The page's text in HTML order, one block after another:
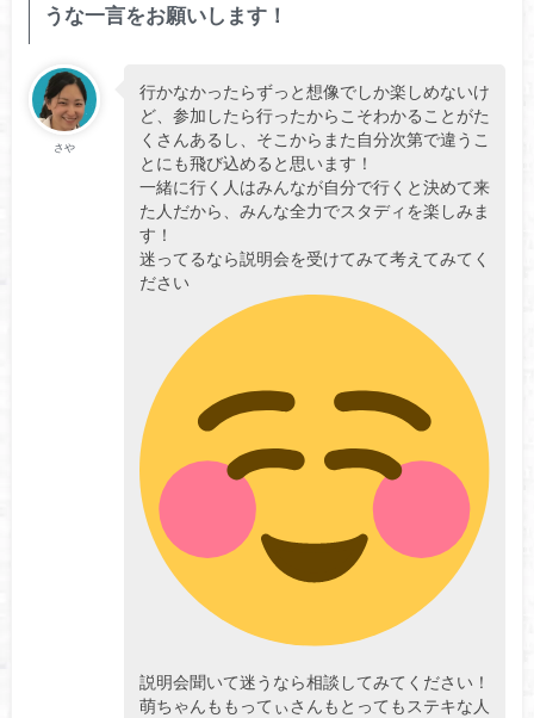
うな一言をお願いします！
さや
行かなかったらずっと想像でしか楽しめないけ
ど、参加したら行ったからこそわかることがた
くさんあるし、そこからまた自分次第で違うこ
とにも飛び込めると思います！
一緒に行く人はみんなが自分で行くと決めて来
た人だから、みんな全力でスタディを楽しみま
す！
迷ってるなら説明会を受けてみて考えてみてく
ださい
説明会聞いて迷うなら相談してみてください！
萌ちゃんももってぃさんもとってもステキな人